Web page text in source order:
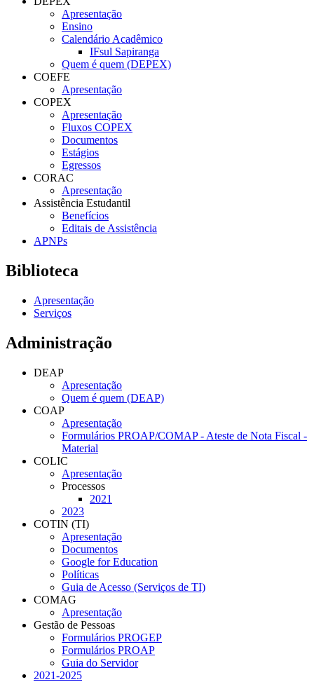
Apresentação
Ensino
Calendário Acadêmico
IFsul Sapiranga
Quem é quem (DEPEX)
COEFE
Apresentação
COPEX
Apresentação
Fluxos COPEX
Documentos
Estágios
Egressos
CORAC
Apresentação
Assistência Estudantil
Benefícios
Editais de Assistência
APNPs
Biblioteca
Apresentação
Serviços
Administração
DEAP
Apresentação
Quem é quem (DEAP)
COAP
Apresentação
Formulários PROAP/COMAP - Ateste de Nota Fiscal -
Material
COLIC
Apresentação
Processos
2021
2023
COTIN (TI)
Apresentação
Documentos
Google for Education
Políticas
Guia de Acesso (Serviços de TI)
COMAG
Apresentação
Gestão de Pessoas
Formulários PROGEP
Formulários PROAP
Guia do Servidor
2021-2025